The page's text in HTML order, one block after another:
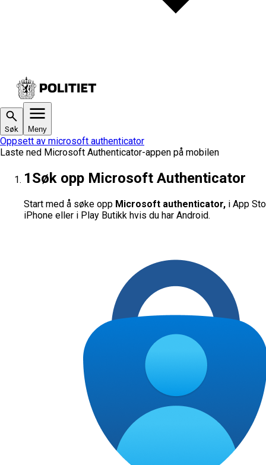
Søk Meny
Oppsett av microsoft authenticator
Laste ned Microsoft Authenticator-appen på mobilen
1Søk opp Microsoft Authenticator
Start med å søke opp Microsoft authenticator, i App
iPhone eller i Play Butikk hvis du har Android.